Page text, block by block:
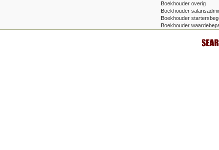
Boekhouder overig
Boekhouder
Boekhouder
Boekhouder